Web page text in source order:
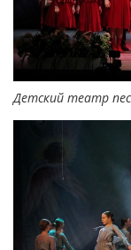
Детский театр